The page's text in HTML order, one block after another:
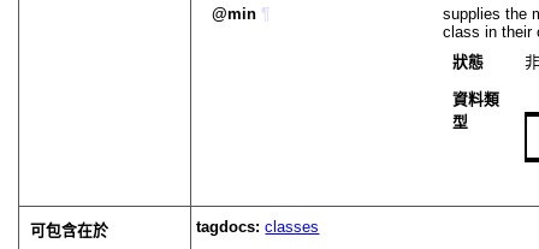
min ¶
supplies the
class in their
狀態
資料類
型
可包含在於 tagdocs:classes